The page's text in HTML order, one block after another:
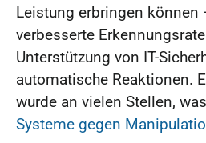
Leistung erbringen können
verbesserte
Unterstützung von IT-
automatische Reaktionen.
wurde an vielen Stellen,
Systeme gegen